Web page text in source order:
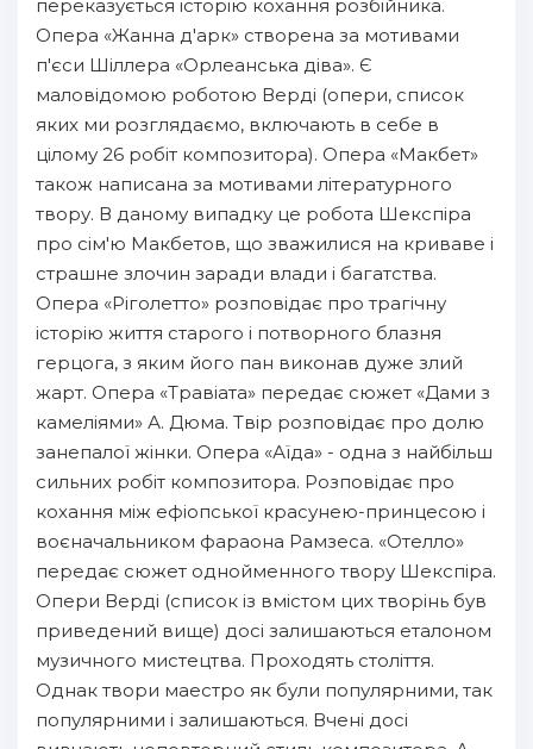
переказується історію кохання розбійника.
Опера «Жанна д'арк» створена за мотивами
п'єси Шіллера «Орлеанська діва». Є
маловідомою роботою Верді (опери, список
яких ми розглядаємо, включають в себе в
цілому 26 робіт композитора). Опера «Макбет»
також написана за мотивами літературного
твору. В даному випадку це робота Шекспіра
про сім'ю Макбетов, що зважилися на криваве і
страшне злочин заради влади і багатства.
Опера «Ріголетто» розповідає про трагічну
історію життя старого і потворного блазня
герцога, з яким його пан виконав дуже злий
жарт. Опера «Травіата» передає сюжет «Дами з
камеліями» А. Дюма. Твір розповідає про долю
занепалої жінки. Опера «Аїда» - одна з найбільш
сильних робіт композитора. Розповідає про
кохання між ефіопської красунею-принцесою і
воєначальником фараона Рамзеса. «Отелло»
передає сюжет однойменного твору Шекспіра.
Опери Верді (список із вмістом цих творінь був
приведений вище) досі залишаються еталоном
музичного мистецтва. Проходять століття.
Однак твори маестро як були популярними, так
популярними і залишаються. Вчені досі